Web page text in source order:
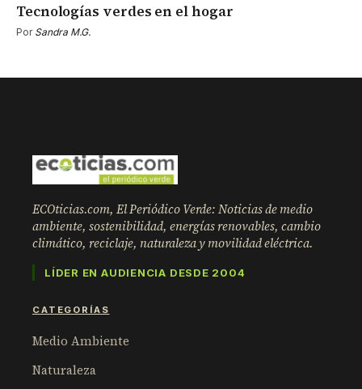
Tecnologías verdes en el hogar
Por Sandra M.G.
ECOticias.com, El Periódico Verde: Noticias de medio
ambiente, sostenibilidad, energías renovables, cambio
climático, reciclaje, naturaleza y movilidad eléctrica.
LÍDER EN AUDIENCIA DESDE 2004
CATEGORÍAS
Medio Ambiente
Naturaleza